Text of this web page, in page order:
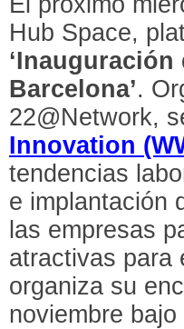
Hub Space,
Barcelona’.
22@Network,
Innovation
tendencias
e implantación
las empresas
atractivas para
organiza su
noviembre